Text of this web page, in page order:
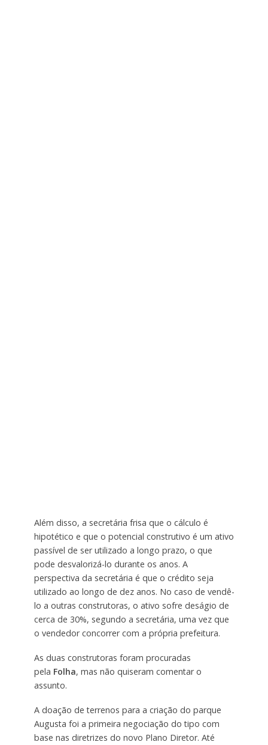
Além disso, a secretária frisa que o cálculo é
hipotético e que o potencial construtivo é um ativo
passível de ser utilizado a longo prazo, o que
pode desvalorizá-lo durante os anos. A
perspectiva da secretária é que o crédito seja
utilizado ao longo de dez anos. No caso de vendê-
lo a outras construtoras, o ativo sofre deságio de
cerca de 30%, segundo a secretária, uma vez que
o vendedor concorrer com a própria prefeitura.
As duas construtoras foram procuradas
pela Folha, mas não quiseram comentar o
assunto.
A doação de terrenos para a criação do parque
Augusta foi a primeira negociação do tipo com
base nas diretrizes do novo Plano Diretor. Até